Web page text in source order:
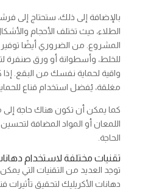
بالإضافة إلى ذلك، ستحتاج إلى
الطلاء، حيث تختلف الأحجام
المشروع. من الضروري أيضًا
للخلط، وأسطوانة أو ورق صنفرة
واقية لحماية نفسك من البقع.
مغلقة، يُفضل استخدام قناع
كما يمكن أن تكون هناك حاجة
اللمعان أو المواد المضافة
الحاجة.
تقنيات مختلفة لاستخدام
توجد العديد من التقنيات التي
دهانات الأكريليك لتحقيق